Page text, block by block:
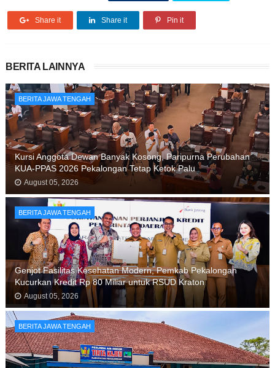
Share it Share it Pin it
BERITA LAINNYA
BERITA JAWA TENGAH
Kursi Anggota Dewan Banyak Kosong, Paripurna Perubahan
KUA-PPAS 2026 Pekalongan Tetap Ketok Palu
August 05, 2026
BERITA JAWA TENGAH
Genjot Fasilitas Kesehatan Modern, Pemkab Pekalongan
Kucurkan Kredit Rp 80 Miliar untuk RSUD Kraton
August 05, 2026
BERITA JAWA TENGAH